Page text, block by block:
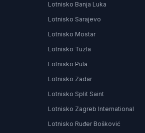
Lotnisko Banja Luka
Lotnisko Sarajevo
Lotnisko Mostar
Lotnisko Tuzla
Lotnisko Pula
Lotnisko Zadar
Lotnisko Split Saint
Lotnisko Zagreb International
Lotnisko Ruđer Bošković